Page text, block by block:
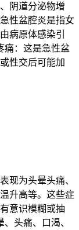
阴道分泌物增
性盆腔炎是指女
病原体感染引
痛：这是急性盆
性交后可能加
现为头晕头痛、
升高等。这些症
意识模糊或抽
头痛、口渴、